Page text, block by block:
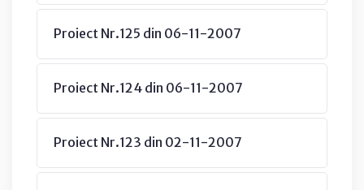
Proiect Nr.125 din 06-11-2007
Proiect Nr.124 din 06-11-2007
Proiect Nr.123 din 02-11-2007